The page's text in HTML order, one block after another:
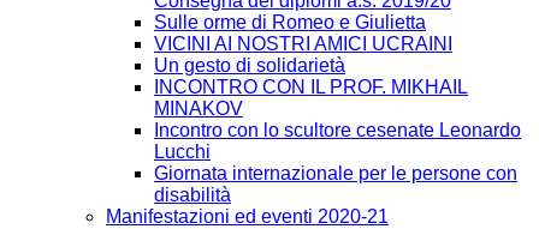
Sulle orme di Romeo e Giulietta
VICINI AI NOSTRI AMICI UCRAINI
Un gesto di solidarietà
INCONTRO CON IL PROF. MIKHAIL
MINAKOV
Incontro con lo scultore cesenate Leonardo
Lucchi
Giornata internazionale per le persone con
disabilità
Manifestazioni ed eventi 2020-21